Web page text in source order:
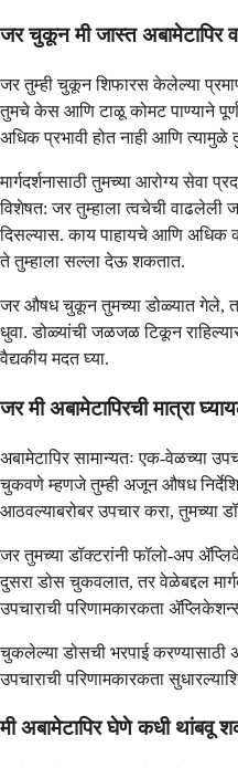
जर चुकून मी जास्त अबामेटापिर
जर तुम्ही चुकून शिफारस केलेल्या
तुमचे केस आणि टाळू कोमट पाण्याने
अधिक प्रभावी होत नाही आणि त्यामुळे
मार्गदर्शनासाठी तुमच्या आरोग्य सेवा
विशेषत: जर तुम्हाला त्वचेची
दिसल्यास. काय पाहायचे आणि अधिक
ते तुम्हाला सल्ला देऊ शकतात.
जर औषध चुकून तुमच्या डोळ्यात गेले, तर
धुवा. डोळ्यांची जळजळ टिकून
वैद्यकीय मदत घ्या.
जर मी अबामेटापिरची मात्रा
अबामेटापिर सामान्यतः एक-वेळच्या
चुकवणे म्हणजे तुम्ही अजून औषध
आठवल्याबरोबर उपचार करा, तुमच्या
जर तुमच्या डॉक्टरांनी फॉलो-अप
दुसरा डोस चुकवलात, तर वेळेबद्दल
उपचाराची परिणामकारकता
चुकलेल्या डोसची भरपाई
उपचाराची परिणामकारकता
मी अबामेटापिर घेणे कधी थांबवू